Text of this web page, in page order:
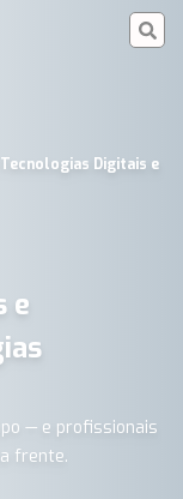
Digitais e
e
— e profissionais
frente.
Tecnologias